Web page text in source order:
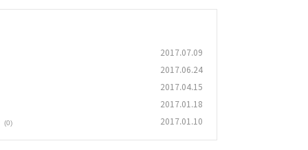
2017.07.09
2017.06.24
2017.04.15
2017.01.18
(0) 2017.01.10